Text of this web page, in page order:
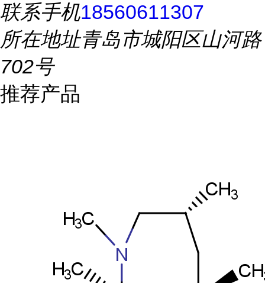
联系手机18560611307
所在地址青岛市城阳区山河路
702号
推荐产品